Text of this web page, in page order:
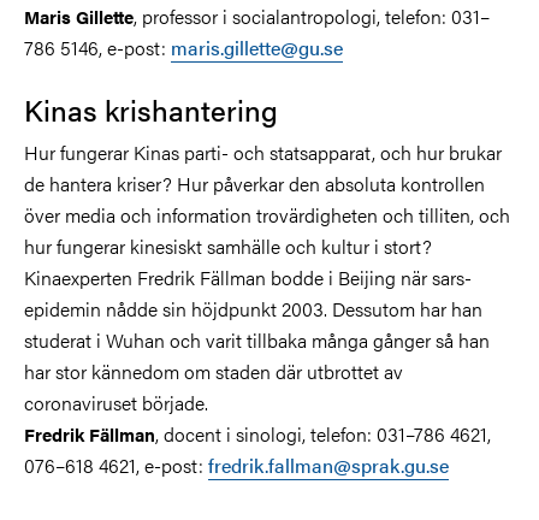
Maris Gillette, professor i socialantropologi, telefon: 031–
786 5146, e-post: maris.gillette@gu.se
Kinas krishantering
Hur fungerar Kinas parti- och statsapparat, och hur brukar
de hantera kriser? Hur påverkar den absoluta kontrollen
över media och information trovärdigheten och tilliten, och
hur fungerar kinesiskt samhälle och kultur i stort?
Kinaexperten Fredrik Fällman bodde i Beijing när sars-
epidemin nådde sin höjdpunkt 2003. Dessutom har han
studerat i Wuhan och varit tillbaka många gånger så han
har stor kännedom om staden där utbrottet av
coronaviruset började.
Fredrik Fällman, docent i sinologi, telefon: 031–786 4621,
076–618 4621, e-post: fredrik.fallman@sprak.gu.se